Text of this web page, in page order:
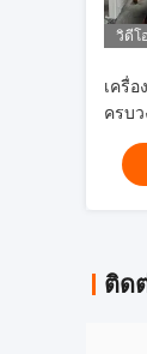
วิดีโอ
เครื่
ครบว
ลูกบ
ติด